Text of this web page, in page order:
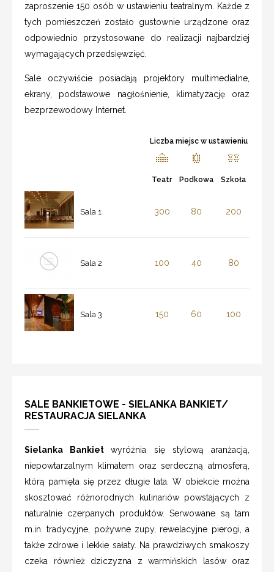
zaproszenie 150 osób w ustawieniu teatralnym. Każde z
tych pomieszczeń zostało gustownie urządzone oraz
odpowiednio przystosowane do realizacji najbardziej
wymagających przedsięwzięć.
Sale oczywiście posiadają projektory multimedialne,
ekrany, podstawowe nagłośnienie, klimatyzację oraz
bezprzewodowy Internet.
Liczba miejsc w ustawieniu
Teatr Podkowa Szkoła
Sala 1 300 80 200
Sala 2 100 40 80
Sala 3 150 60 100
SALE BANKIETOWE - SIELANKA BANKIET/
RESTAURACJA SIELANKA
Sielanka Bankietwyróżnia się stylową aranżacją,
niepowtarzalnym klimatem oraz serdeczną atmosferą,
którą pamięta się przez długie lata. W obiekcie można
skosztować różnorodnych kulinariów powstających z
naturalnie czerpanych produktów. Serwowane są tam
m.in. tradycyjne, pożywne zupy, rewelacyjne pierogi, a
także zdrowe i lekkie sałaty. Na prawdziwych smakoszy
czeka również dziczyzna z warmińskich lasów oraz